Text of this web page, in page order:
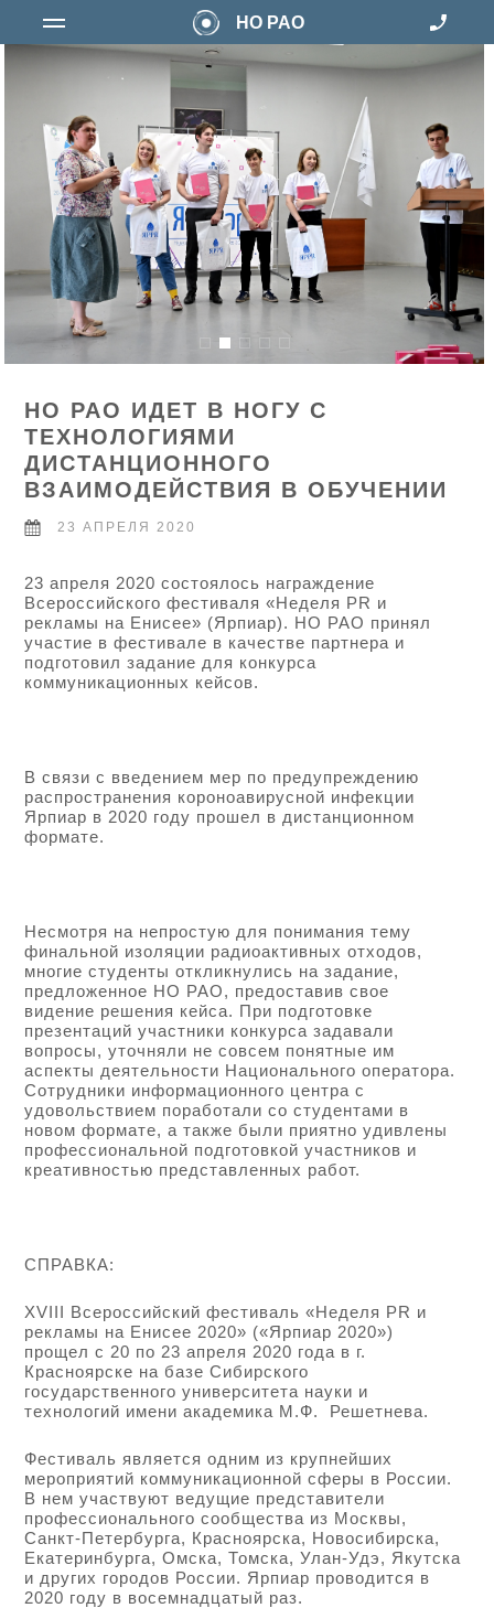
НО РАО
НО РАО ИДЕТ В НОГУ С
ТЕХНОЛОГИЯМИ
ДИСТАНЦИОННОГО
ВЗАИМОДЕЙСТВИЯ В ОБУЧЕНИИ
23 АПРЕЛЯ 2020
23 апреля 2020 состоялось награждение
Всероссийского фестиваля «Неделя PR и
рекламы на Енисее» (Ярпиар). НО РАО принял
участие в фестивале в качестве партнера и
подготовил задание для конкурса
коммуникационных кейсов.
В связи с введением мер по предупреждению
распространения короноавирусной инфекции
Ярпиар в 2020 году прошел в дистанционном
формате.
Несмотря на непростую для понимания тему
финальной изоляции радиоактивных отходов,
многие студенты откликнулись на задание,
предложенное НО РАО, предоставив свое
видение решения кейса. При подготовке
презентаций участники конкурса задавали
вопросы, уточняли не совсем понятные им
аспекты деятельности Национального оператора.
Сотрудники информационного центра с
удовольствием поработали со студентами в
новом формате, а также были приятно удивлены
профессиональной подготовкой участников и
креативностью представленных работ.
СПРАВКА:
XVIII Всероссийский фестиваль «Неделя PR и
рекламы на Енисее 2020» («Ярпиар 2020»)
прощел с 20 по 23 апреля 2020 года в г.
Красноярске на базе Сибирского
государственного университета науки и
технологий имени академика М.Ф. Решетнева.
Фестиваль является одним из крупнейших
мероприятий коммуникационной сферы в России.
В нем участвуют ведущие представители
профессионального сообщества из Москвы,
Санкт-Петербурга, Красноярска, Новосибирска,
Екатеринбурга, Омска, Томска, Улан-Удэ, Якутска
и других городов России. Ярпиар проводится в
2020 году в восемнадцатый раз.